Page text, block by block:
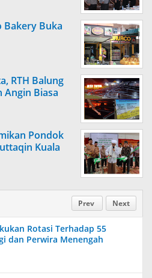
Bakery Buka
RTH Balung
Angin Biasa
Pondok
Kuala
Prev Next
Rotasi Terhadap 55
dan Perwira Menengah